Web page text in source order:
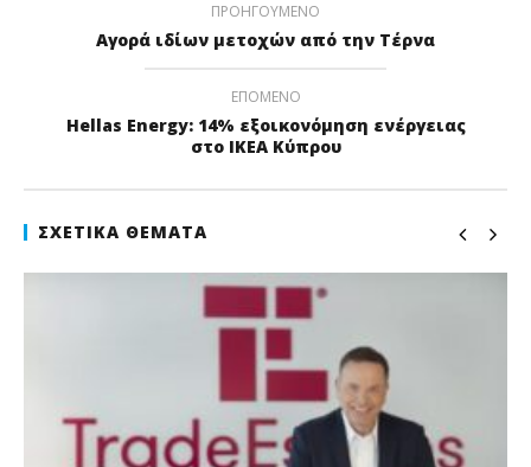
ΠΡΟΗΓΟΎΜΕΝΟ
Αγορά ιδίων μετοχών από την Τέρνα
ΕΠΌΜΕΝΟ
Ηellas Energy: 14% εξοικονόμηση ενέργειας
στο ΙΚΕΑ Κύπρου
ΣΧΕΤΙΚΆ ΘΈΜΑΤΑ